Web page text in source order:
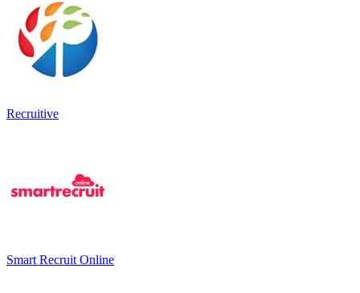
Recruitive
Smart Recruit Online